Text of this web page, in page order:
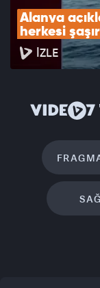
Alanya
herkesi
İZLE